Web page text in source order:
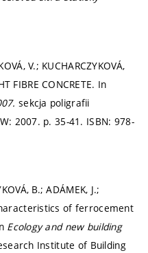
V.; KUCHARCZYKOVÁ,
FIBRE CONCRETE. In
sekcja poligrafii
2007. p. 35-41. ISBN: 978-
B.; ADÁMEK, J.;
of ferrocement
Ecology and new building
Institute of Building